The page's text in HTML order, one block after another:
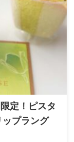
定！ピスタ
プラング